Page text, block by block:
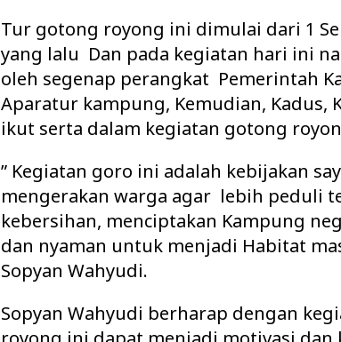
Tur gotong royong ini dimulai dari 1
yang lalu Dan pada kegiatan hari ini
oleh segenap perangkat Pemerintah
Aparatur kampung, Kemudian, Kadus,
ikut serta dalam kegiatan gotong
” Kegiatan goro ini adalah kebijakan
mengerakan warga agar lebih peduli
kebersihan, menciptakan Kampung
dan nyaman untuk menjadi Habitat
Sopyan Wahyudi.
Sopyan Wahyudi berharap dengan